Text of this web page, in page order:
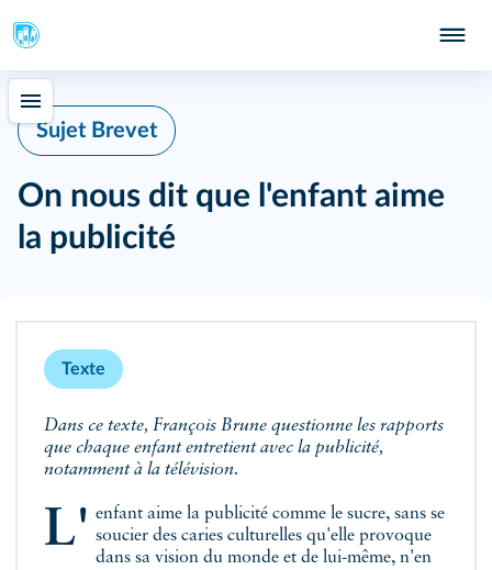
Sujet Brevet
On nous dit que l'enfant aime
la publicité
Texte
Dans ce texte, François Brune questionne les rapports
que chaque enfant entretient avec la publicité,
notamment à la télévision.
L'enfant aime la publicité comme le sucre, sans se soucier des caries culturelles qu'elle provoque
dans sa vision du monde et de lui-même, n'en